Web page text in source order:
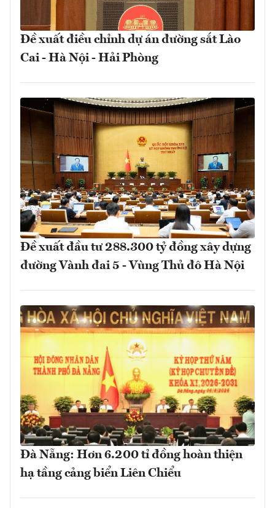
Đề xuất điều chỉnh dự án đường sắt Lào
Cai - Hà Nội - Hải Phòng
Đề xuất đầu tư 288.300 tỷ đồng xây dựng
đường Vành đai 5 - Vùng Thủ đô Hà Nội
Đà Nẵng: Hơn 6.200 tỉ đồng hoàn thiện
hạ tầng cảng biển Liên Chiểu